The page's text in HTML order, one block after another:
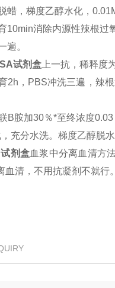
蜡，梯度乙醇水化，
10min消除内源性辣根
遍。
试剂盒 上一抗，稀释度
2h，PBS冲洗三遍，辣
B胺加30％*至终浓度
充分水洗。梯度乙醇脱
剂盒血浆中分离血清方
清，不用抗凝剂不就行。